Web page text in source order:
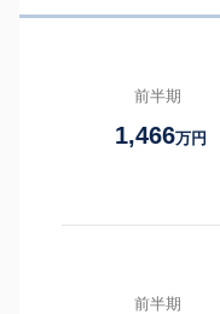
前半期
1,466万円
前半期